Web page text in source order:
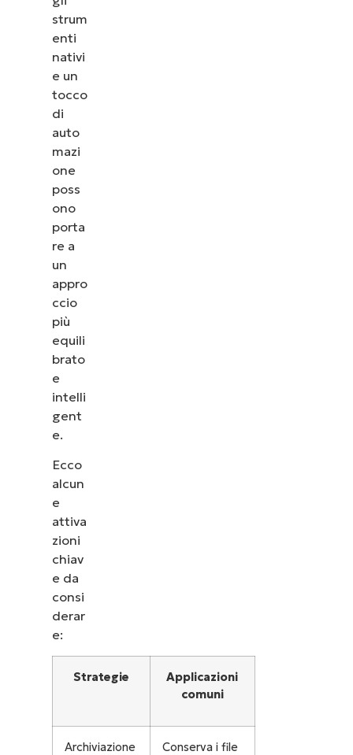
strum
enti
nativi
e un
tocco
di
auto
mazi
one
poss
ono
porta
re a
un
appro
ccio
più
equili
brato
e
intelli
gent
e.
Ecco
alcun
e
attiva
zioni
chiav
e da
consi
derar
e:
Strategie
Applicazioni
comuni
Archiviazione
Conserva i file